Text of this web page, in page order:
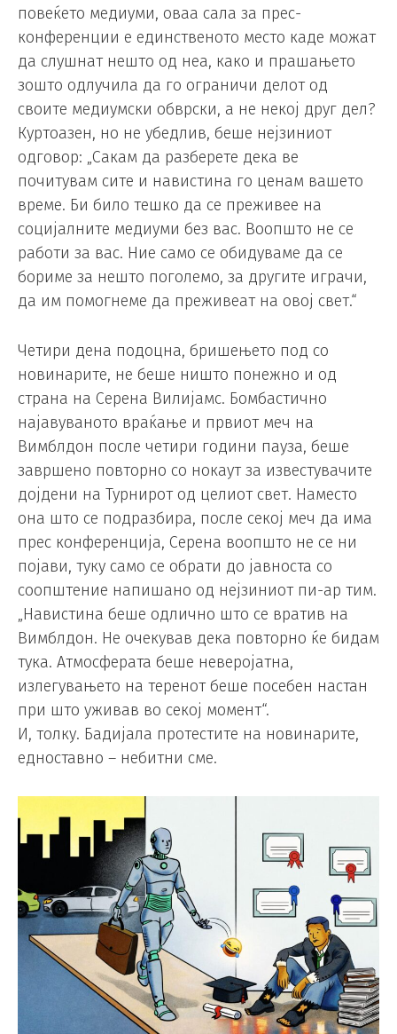
повеќето медиуми, оваа сала за прес-
конференции е единственото место каде можат
да слушнат нешто од неа, како и прашањето
зошто одлучила да го ограничи делот од
своите медиумски обврски, а не некој друг дел?
Куртоазен, но не убедлив, беше нејзиниот
одговор: „Сакам да разберете дека ве
почитувам сите и навистина го ценам вашето
време. Би било тешко да се преживее на
социјалните медиуми без вас. Воопшто не се
работи за вас. Ние само се обидуваме да се
бориме за нешто поголемо, за другите играчи,
да им помогнеме да преживеат на овој свет.“
Четири дена подоцна, бришењето под со
новинарите, не беше ништо понежно и од
страна на Серена Вилијамс. Бомбастично
најавуваното враќање и првиот меч на
Вимблдон после четири години пауза, беше
завршено повторно со нокаут за известувачите
дојдени на Турнирот од целиот свет. Наместо
она што се подразбира, после секој меч да има
прес конференција, Серена воопшто не се ни
појави, туку само се обрати до јавноста со
соопштение напишано од нејзиниот пи-ар тим.
„Навистина беше одлично што се вратив на
Вимблдон. Не очекував дека повторно ќе бидам
тука. Атмосферата беше неверојатна,
излегувањето на теренот беше посебен настан
при што уживав во секој момент“.
И, толку. Бадијала протестите на новинарите,
едноставно – небитни сме.